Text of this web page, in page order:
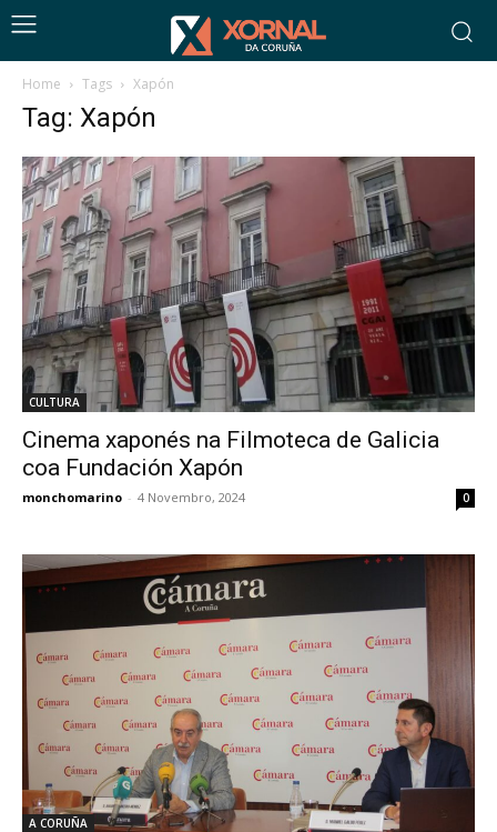
Home Tags Xapón
Tag: Xapón
CULTURA
Cinema xaponés na Filmoteca de Galicia
coa Fundación Xapón
monchomarino - 4 Novembro, 2024 0
A CORUÑA